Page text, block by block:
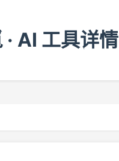
· AI 工具详情